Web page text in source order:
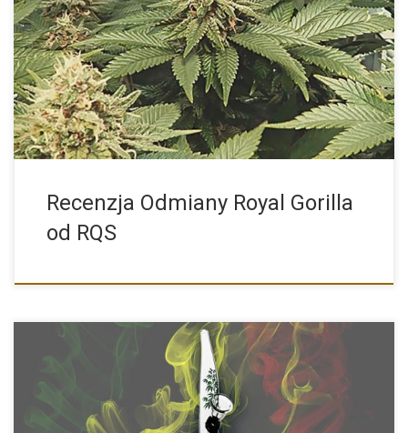
Charakterystyka Nasion Marihuany Odmiany Konopi Royal Gorilla
od Producenta Royal […]
Recenzja Odmiany Royal Gorilla
od RQS